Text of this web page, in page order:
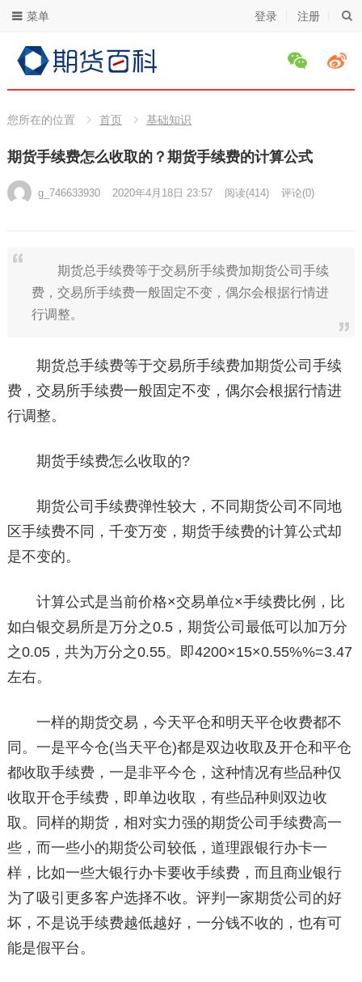
登录 注册
菜单
您所在的位置 首页 基础知识
期货手续费怎么收取的？期货手续费的计算公式
g_746633930 2020年4月18日 23:57 阅读(414) 评论(0)
期货总手续费等于交易所手续费加期货公司手续
费，交易所手续费一般固定不变，偶尔会根据行情进
行调整。
期货总手续费等于交易所手续费加期货公司手续
费，交易所手续费一般固定不变，偶尔会根据行情进
行调整。
期货手续费怎么收取的?
期货公司手续费弹性较大，不同期货公司不同地
区手续费不同，千变万变，期货手续费的计算公式却
是不变的。
计算公式是当前价格×交易单位×手续费比例，比
如白银交易所是万分之0.5，期货公司最低可以加万分
之0.05，共为万分之0.55。即4200×15×0.55%%=3.47
左右。
一样的期货交易，今天平仓和明天平仓收费都不
同。一是平今仓(当天平仓)都是双边收取及开仓和平仓
都收取手续费，一是非平今仓，这种情况有些品种仅
收取开仓手续费，即单边收取，有些品种则双边收
取。同样的期货，相对实力强的期货公司手续费高一
些，而一些小的期货公司较低，道理跟银行办卡一
样，比如一些大银行办卡要收手续费，而且商业银行
为了吸引更多客户选择不收。评判一家期货公司的好
坏，不是说手续费越低越好，一分钱不收的，也有可
能是假平台。